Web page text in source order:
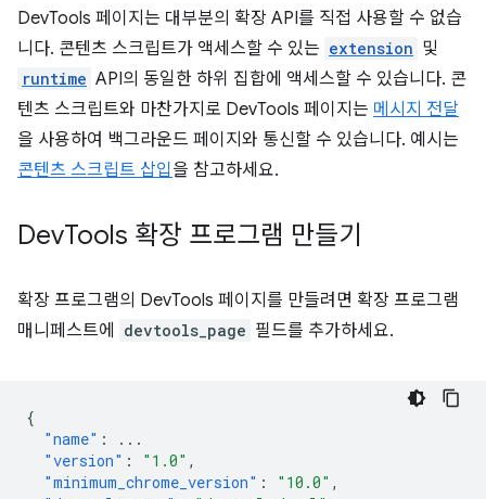
DevTools 페이지는 대부분의 확장 API를 직접 사용할 수 없습
니다. 콘텐츠 스크립트가 액세스할 수 있는 extension 및
runtime API의 동일한 하위 집합에 액세스할 수 있습니다. 콘
텐츠 스크립트와 마찬가지로 DevTools 페이지는 메시지 전달
을 사용하여 백그라운드 페이지와 통신할 수 있습니다. 예시는
콘텐츠 스크립트 삽입 을 참고하세요.
DevTools 확장 프로그램 만들기
확장 프로그램의 DevTools 페이지를 만들려면 확장 프로그램
매니페스트에
devtools_page 필드를 추가하세요.
{
"name" :
...
"version" : "1.0" ,
"minimum_chrome_version" : "10.0" ,